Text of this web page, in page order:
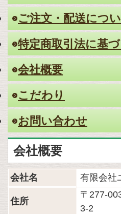
ご注文・配送につ
特定商取引法に基
会社概要
こだわり
お問い合わせ
会社概要
会社名 有限会社
住所
〒277-
3-2